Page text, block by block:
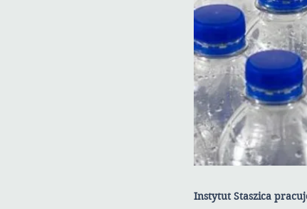
Instytut Staszica